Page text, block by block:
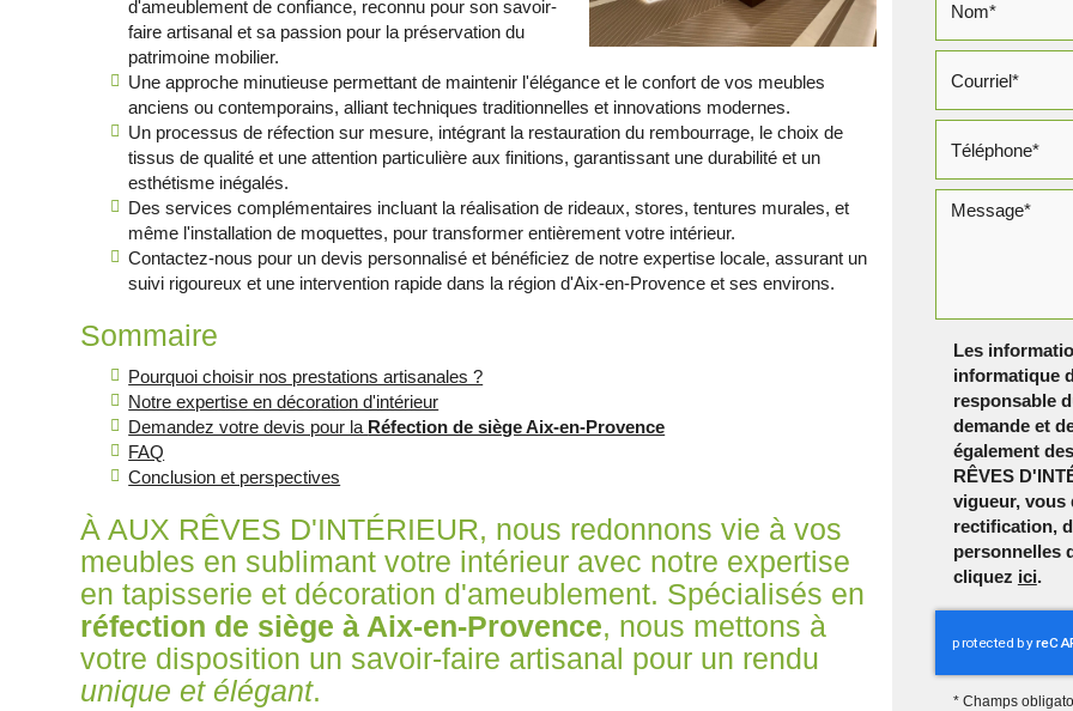
d'ameublement de confiance, reconnu pour son savoir-
faire artisanal et sa passion pour la préservation du
patrimoine mobilier.
Une approche minutieuse permettant de maintenir l'élégance et le confort de vos meubles
anciens ou contemporains, alliant techniques traditionnelles et innovations modernes.
Un processus de réfection sur mesure, intégrant la restauration du rembourrage, le choix de
tissus de qualité et une attention particulière aux finitions, garantissant une durabilité et un
esthétisme inégalés.
Des services complémentaires incluant la réalisation de rideaux, stores, tentures murales, et
même l'installation de moquettes, pour transformer entièrement votre intérieur.
Contactez-nous pour un devis personnalisé et bénéficiez de notre expertise locale, assurant un
suivi rigoureux et une intervention rapide dans la région d'Aix-en-Provence et ses environs.
Sommaire
Pourquoi choisir nos prestations artisanales ?
Notre expertise en décoration d'intérieur
Demandez votre devis pour la Réfection de siège Aix-en-Provence
FAQ
Conclusion et perspectives
À AUX RÊVES D'INTÉRIEUR, nous redonnons vie à vos
meubles en sublimant votre intérieur avec notre expertise
en tapisserie et décoration d'ameublement. Spécialisés en
réfection de siège à Aix-en-Provence, nous mettons à
votre disposition un savoir-faire artisanal pour un rendu
unique et élégant.
Les
informatique
responsable
demande et
également
RÊVES
vigueur, vous
rectification,
personnelles
cliquez ici.
* Champs